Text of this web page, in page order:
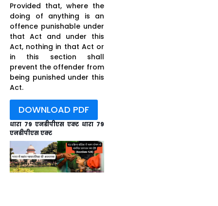
Provided that, where the
doing of anything is an
offence punishable under
that Act and under this
Act, nothing in that Act or
in this section shall
prevent the offender from
being punished under this
Act.
DOWNLOAD PDF
धारा 79 एनडीपीएस एक्ट धारा 79
एनडीपीएस एक्ट